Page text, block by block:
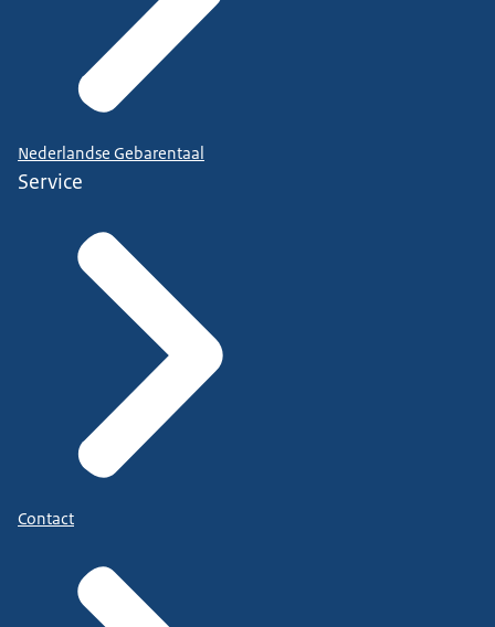
Nederlandse Gebarentaal
Service
Contact